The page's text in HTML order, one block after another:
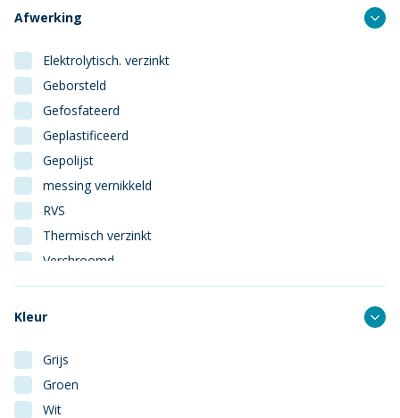
Afwerking
Elektrolytisch. verzinkt
Geborsteld
Gefosfateerd
Geplastificeerd
Gepolijst
messing vernikkeld
RVS
Thermisch verzinkt
Verchroomd
Vermessingd
Kleur
Grijs
Groen
Wit